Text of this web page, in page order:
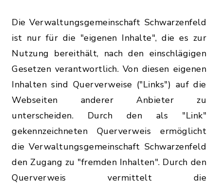
Die Verwaltungsgemeinschaft Schwarzenfeld
ist nur für die "eigenen Inhalte", die es zur
Nutzung bereithält, nach den einschlägigen
Gesetzen verantwortlich. Von diesen eigenen
Inhalten sind Querverweise ("Links") auf die
Webseiten anderer Anbieter zu
unterscheiden. Durch den als "Link"
gekennzeichneten Querverweis ermöglicht
die Verwaltungsgemeinschaft Schwarzenfeld
den Zugang zu "fremden Inhalten". Durch den
Querverweis vermittelt die